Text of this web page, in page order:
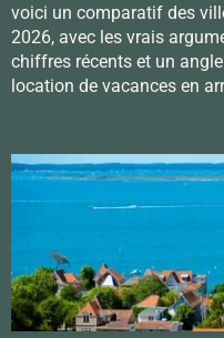
voici un comparatif des
2026, avec les vrais
chiffres récents et un
location de vacances en